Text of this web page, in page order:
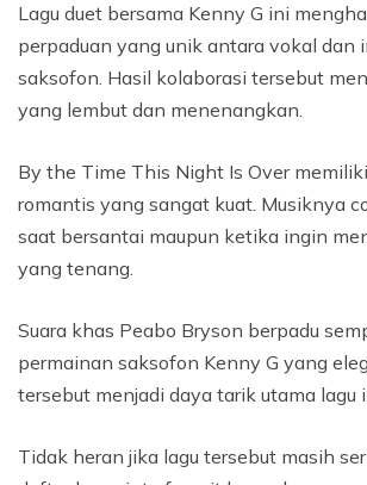
Lagu duet bersama Kenny G ini
perpaduan yang unik antara vokal dan
saksofon. Hasil kolaborasi tersebut
yang lembut dan menenangkan.
By the Time This Night Is Over
romantis yang sangat kuat. Musiknya
saat bersantai maupun ketika ingin
yang tenang.
Suara khas Peabo Bryson berpadu
permainan saksofon Kenny G yang
tersebut menjadi daya tarik utama lagu
Tidak heran jika lagu tersebut masih